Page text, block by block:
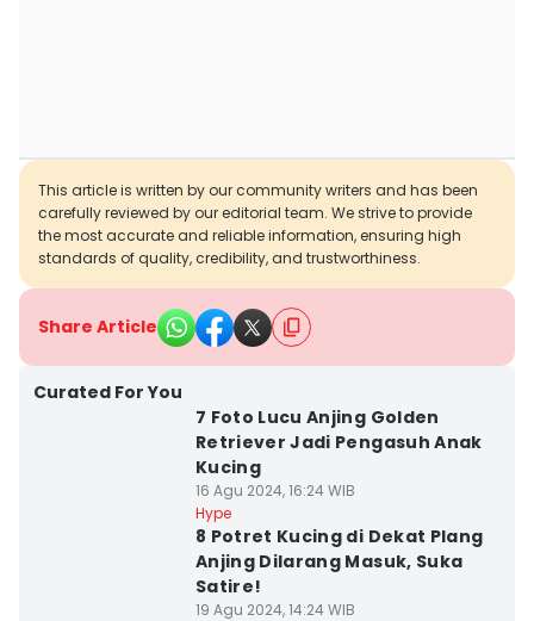
This article is written by our community writers and has been
carefully reviewed by our editorial team. We strive to provide
the most accurate and reliable information, ensuring high
standards of quality, credibility, and trustworthiness.
Share Article
Curated For You
7 Foto Lucu Anjing Golden
Retriever Jadi Pengasuh Anak
Kucing
16 Agu 2024, 16:24 WIB
Hype
8 Potret Kucing di Dekat Plang
Anjing Dilarang Masuk, Suka
Satire!
19 Agu 2024, 14:24 WIB